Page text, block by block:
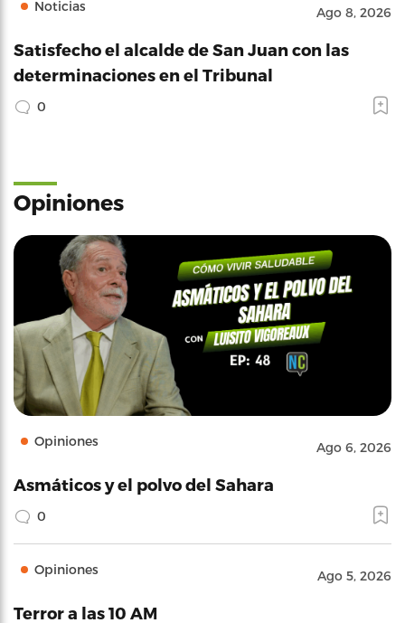
Noticias Ago 8, 2026
Satisfecho el alcalde de San Juan con las
determinaciones en el Tribunal
0
Opiniones
Opiniones Ago 6, 2026
Asmáticos y el polvo del Sahara
0
Opiniones Ago 5, 2026
Terror a las 10 AM